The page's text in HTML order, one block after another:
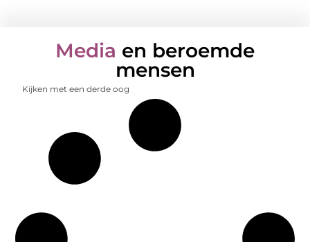
Media en beroemde
mensen
Kijken met een derde oog